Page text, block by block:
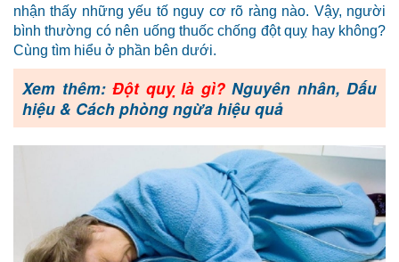
nhận thấy những yếu tố nguy cơ rõ ràng nào. Vậy, người
bình thường có nên uống thuốc chống đột quỵ hay không?
Cùng tìm hiểu ở phần bên dưới.
Xem thêm: Đột quỵ là gì?Nguyên nhân, Dấu
hiệu & Cách phòng ngừa hiệu quả